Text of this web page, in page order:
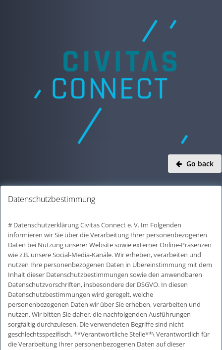
Go back
Datenschutzbestimmung
# Datenschutzerklärung Civitas Connect e. V. Im Folgenden informieren wir Sie über die Verarbeitung Ihrer personenbezogenen Daten bei Nutzung unserer Website sowie externer Online-Präsenzen wie z.B. unsere Social-Media-Kanäle. Wir erheben, verarbeiten und nutzen Ihre personenbezogenen Daten in Übereinstimmung mit dem Inhalt dieser Datenschutzbestimmungen sowie den anwendbaren Datenschutzvorschriften, insbesondere der DSGVO. In diesen Datenschutzbestimmungen wird geregelt, welche personenbezogenen Daten wir über Sie erheben, verarbeiten und nutzen. Wir bitten Sie daher, die nachfolgenden Ausführungen sorgfältig durchzulesen. Die verwendeten Begriffe sind nicht geschlechtsspezifisch. **Verantwortliche Stelle**\ Verantwortlich für die Verarbeitung Ihrer personenbezogenen Daten auf dieser Internetseite ist: Civitas Connect e.V.\ Hafenweg 7\ 48155 Münster\ Internetseite: civitasconnect.digital\ E-Mail-Adresse: [r.leufkes@civitasconnect.digita](mailto:r.leufkes@civitasconnect.digita)l I [l.preis@civitasconnect.digita](mailto:l.preis@civitasconnect.digita)l\ Telefon: +49 251 20 83-24 41 **Erhebung personenbezogener Daten**\ Personenbezogene Daten im Sinne dieser Datenschutzbestimmungen sind alle Informationen, die sich auf eine identifizierte oder identifizierbare natürliche Person beziehen. Hierzu zählen insbesondere: * Stammdaten (z.B. Name, Adresse) * Inhaltsdaten (alle von Ihnen auf der Website eingetragenen Daten) * Kontaktdaten (z.B. E-Mail, Telefonnummern) * Metadaten (z.B. Geräteinformationen, IP-Adressen) * Nutzungsdaten (z.B. besuchte Websites, Interesse an Inhalten, Zugriffszeiten) * Standortdaten **Verwendungszweck und Rechtsgrundlagen**\ Wir verwenden Ihre personenbezogenen Daten zu folgenden Zwecken: * Um die von Ihnen gewünschten Dienste zu erbringen * Um sicherzustellen, dass unsere Website in möglichst effektiver und interessanter Weise Ihnen gegenüber präsentiert wird (z.B. Speicherung von Anzeigepräferenzen etc.) * Um unseren Verpflichtungen aus etwaigen zwischen Ihnen und uns geschlossenen Verträgen nachzukommen (z.B. Nutzung unserer Plattform) * Um Ihnen die Teilnahme an interaktiven Angeboten zu ermöglichen, sofern Sie dies wünschen * Um Sie über Änderungen unserer Leistungen zu informieren * Für Kontaktanfragen und Kommunikation durch und mit Ihnen **Maßgebliche Rechtsgrundlagen**\ Nach Maßgabe des Art. 13 DSGVO teilen wir Ihnen die Rechtsgrundlagen unserer Datenverarbeitungen mit. Sofern die Rechtsgrundlage in der Datenschutzerklärung nicht genannt wird, gilt Folgendes: Die Rechtsgrundlage für die Einholung von Einwilligungen ist Art. 6 Abs. 1 lit. a und Art. 7 DSGVO, die Rechtsgrundlage für die Verarbeitung zur Erfüllung unserer Leistungen und Durchführung vertraglicher Maßnahmen sowie Beantwortung von Anfragen ist Art. 6 Abs. 1 lit. b DSGVO, die Rechtsgrundlage für die Verarbeitung zur Erfüllung unserer rechtlichen Verpflichtungen ist Art. 6 Abs. 1 lit. c DSGVO, und die Rechtsgrundlage für die Verarbeitung zur Wahrung unserer berechtigten Interessen ist Art. 6 Abs. 1 lit. f DSGVO. Für den Fall, dass lebenswichtige Interessen der betroffenen Person oder einer anderen natürlichen Person eine Verarbeitung personenbezogener Daten erforderlich machen, dient Art. 6 Abs. 1 lit. d DSGVO als Rechtsgrundlage. **Keine Weitergabe Ihrer personenbezogenen Daten**\ Wir geben Ihre personenbezogenen Daten nicht an Dritte weiter, es sei denn, Sie haben in die Datenweitergabe eingewilligt oder wir sind aufgrund gesetzlicher Bestimmungen und/oder behördlicher oder gerichtlicher Anordnungen zu einer Datenweitergabe berechtigt oder verpflichtet. Dabei kann es sich insbesondere um die Auskunftserteilung für Zwecke der Strafverfolgung, zur Gefahrenabwehr oder zur Durchsetzung geistiger Eigentumsrechte handeln. **Einsatz von Cookies**\ Zusätzlich zu den oben genannten Daten verwenden wir bei Ihrer Nutzung unserer Website technische Hilfsmittel für verschiedene Funktionen, insbesondere Cookies, die auf Ihrem Endgerät gespeichert werden können. Sie haben bei Aufruf unserer Website und jederzeit später die Wahl, ob Sie das Setzen von Cookies generell zulassen oder welche einzelnen zusätzlichen Funktionen Sie auswählen möchten. Änderungen können Sie in Ihren Browsereinstellungen oder über unseren Consent-Manager vornehmen. Nachfolgend beschreiben wir zunächst Cookies aus technischer Sicht, bevor wir auf Ihre individuellen Auswahlmöglichkeiten näher eingehen, indem wir technisch notwendige Cookies und von Ihnen freiwillig aus- oder abwählbare Cookies beschreiben. Cookies sind Textdateien oder Informationen in einer Datenbank, die auf Ihrer Festplatte gespeichert und dem von Ihnen verwendeten Browser zugeordnet werden, sodass der Stelle, die den Cookie setzt, bestimmte Informationen zufließen können. Cookies können keine Programme ausführen oder Viren auf Ihren Computer übertragen, sondern dienen primär dazu, das Internetangebot schneller und nutzerfreundlicher auszugestalten. Diese Website nutzt folgende Arten von Cookies, deren Funktionsweise und Rechtsgrundlage wir nachfolgend erläutern werden: * **Transiente Cookies:** Solche, insbesondere Session-Cookies, werden bei Schließen des Browsers oder durch Ausloggen automatisiert gelöscht. Sie enthalten eine sog. Session-ID. So lassen sich verschiedene Anfragen Ihres Browsers der gemeinsamen Sitzung zuordnen und Ihr Rechner kann wiedererkannt werden, wenn Sie auf unsere Website zurückkehren. * **Persistente Cookies:** Solche werden automatisiert nach einer vorgegebenen Dauer gelöscht, die je nach Cookie unterschiedlich festgelegt ist. Sie können in den Einstellungen Ihres Browsers die gesetzten Cookies und die Laufzeiten jederzeit einsehen und die Cookies manuell löschen. **Notwendige/Essenzielle Cookies:** Der technische Aufbau der Website erfordert es, dass wir Techniken, insbesondere Cookies, nutzen. Ohne diesen Techniken kann unsere Website nicht (vollständig korrekt) angezeigt werden oder die Support-Funktionen könnten nicht ermöglicht werden. Dabei handelt es sich grundsätzlich um transiente Cookies, die nach Ende Ihres Website-Besuchs, spätestens bei Schließen Ihres Browsers, gelöscht werden. Diese Cookies können Sie nicht abwählen, wenn Sie unsere Website nutzen möchten. Rechtsgrundlage dieser Verarbeitung ist Art. 6 Abs. 1 S. 1 lit. f DS-GVO. **Optionale Cookies bei Erteilung Ihrer Einwilligung:** Verschiedene Cookies setzen wir nur nach Ihrer Einwilligung, die Sie bei Ihrem ersten Besuch unserer Website über das sog. Cookie-Consent-Tool auswählen können. Die Funktionen werden nur im Falle Ihrer Zustimmung aktiviert und können insbesondere dazu dienen, dass wir die Besuche auf unserer Website analysieren und verbessern können, Ihnen die Bedienung über verschiedene Browser oder Endgeräte zu erleichtern, Sie bei einem Besuch wiederzuerkennen oder Werbung (ggf. auch um Werbung an den Interessen zu orientieren, Effektivität von Anzeigen zu messen oder interessenorientierte Werbung zu zeigen) zu schalten. Rechtsgrundlage dieser Verarbeitung ist Art. 6 Abs. 1 S. 1 lit. a DS-GVO. Der Widerruf Ihrer Einwilligung ist jederzeit möglich, ohne dass davon die Zulässigkeit der Verarbeitung bis zum Widerruf berührt wird. Die Funktionen, die Sie jeweils einzeln über den Consent-Manager auswählen und wieder widerrufen können, sind hier deaktiviert, da wir zur Zeit keine Cookies nutzen, die einer Einwilligung bedürfen. Auf dieser Website werden ausschließlich notwendige/essenzielle Cookies eingesetzt. **\ Logfiles**\ Bei der informatorischen Nutzung der Website, also der bloßen Betrachtung ohne eine Registrierung und ohne, dass Sie uns anderweitig Informationen mitteilen, verarbeiten wir die personenbezogenen Daten, die Ihr Browser an unseren Server übermittelt. Die nachfolgend beschriebenen Daten sind für uns technisch erforderlich, um Ihnen unsere Website anzuzeigen und die Stabilität und Sicherheit zu gewährleisten und müssen daher von uns verarbeitet werden. Rechtsgrundlage ist Art. 6 Abs. 1 S. 1 lit. f DSGVO: * IP-Adresse * Daten und Uhrzeit der Anfrage * Inhalt der Aufforderung (besuchte Seite) * Zugriffsstatus/http-Statuscode * Jeweils übertragene Datenmenge * Vorher besuchte Seite * Browser * Betriebssystem * Sprache und Version der Browsersoftware **Präsenzen in sozialen Medien**\ Zum Zwecke der Kommunikation und um den Nutzern Informationen über uns anbieten zu können, betreiben wir Onlinepräsenzen in sozialen Netzwerken und verarbeiten in diesem Rahmen Ihre Daten. Wir weisen Sie darauf hin, dass Ihre Daten ggf. außerhalb der Europäischen Union verarbeitet werden und sich daraus Risiken ergeben können, da die Geltendmachung Ihrer Rechte außerhalb der Europäischen Union erschwert sein kann. Darüber hinaus können Ihre Nutzerdaten innerhalb sozialer Netzwerke für Marktforschungs- und Webezwecke verwendet werden, sodass Ihnen bspw. personalisierte Werbung auf Basis Ihrer Nutzerprofile ausgespielt werden kann. Dies geschieht in der Regel durch den Einsatz von Cookies im jeweiligen Netzwerk. Für detaillierte Informationen über die Verarbeitung Ihrer Daten und für die Geltendmachung Ihrer Rechte verweisen wir Sie auf die Datenschutzhinweise des jeweiligen sozialen Netzwerks. Sollten Sie dennoch Hilfe benötigen, wenden Sie sich gerne an uns unter den oben genannten Kontaktdaten. Wir unterhalten Online-Präsenzen bei den folgenden sozialen Netzwerken: * **LinkedIn**: LinkedIn Ireland Unlimited Company, Wilton Place, Dublin 2, Irland; Website: [https://www.linkedin.com;](https://www.linkedin.com;) Datenschutzerklärung: [https://www.linkedin.com/legal/privacy-policy;](https://www.linkedin.com/legal/privacy-policy;) Widerspruchsmöglichkeit (Opt-Out): [https://www.linkedin.com/psettings/guest-controls/retargeting-opt-out.](https://www.linkedin.com/psettings/guest-controls/retargeting-opt-out.) * **Twitter:** Twitter Inc., 1355 Market Street, Suite 900, San Francisco, CA 94103, USA; Website: [https://www.twitter.com](https://www.twitter.com) D